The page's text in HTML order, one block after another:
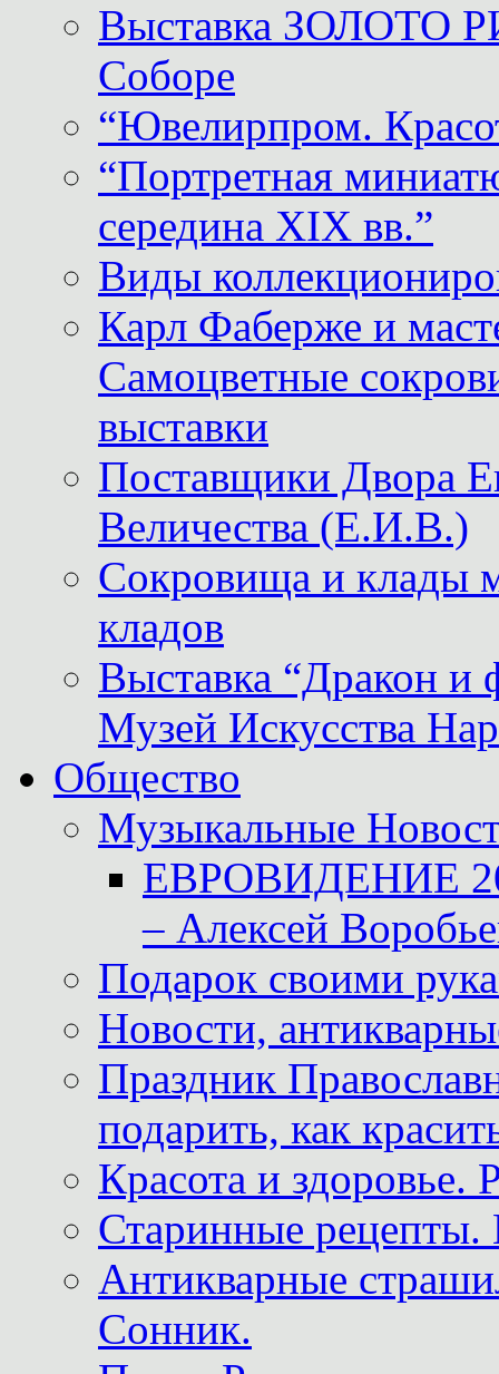
Выставка ЗОЛОТО
Соборе
“Ювелирпром.
“Портретная
середина XIX вв.”
Виды
Карл Фаберже и
Самоцветные
выставки
Поставщики
Величества (Е.И.В.)
Сокровища и клады
кладов
Выставка “Дракон и
Музей Искусства
Общество
Музыкальные
ЕВРОВИДЕНИЕ
– Алексей
Подарок своими
Новости,
Праздник
подарить, как
Красота и здоровье.
Старинные рецепты.
Антикварные
Сонник.